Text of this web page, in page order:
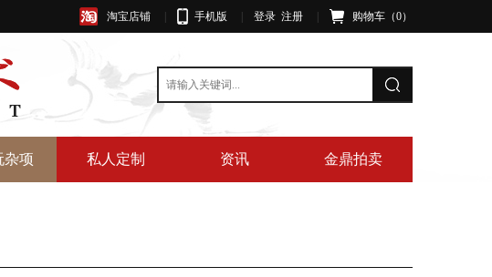
淘宝店铺 手机版 登录 注册 购物车（0）
杂项 私人定制 资讯 金鼎拍卖